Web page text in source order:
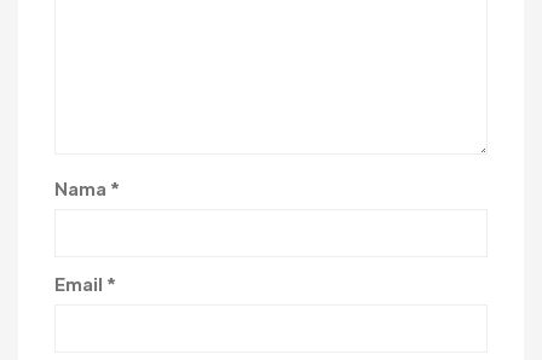
Nama *
Email *